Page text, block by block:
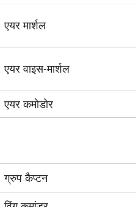
एयर मार्शल
एयर वाइस-मार्शल
एयर कमोडोर
ग्रुप कैप्टन